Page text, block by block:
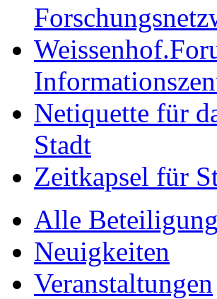
Netiquette für
Stadt
Zeitkapsel für
Alle
Neuigkeiten
Veranstaltungen